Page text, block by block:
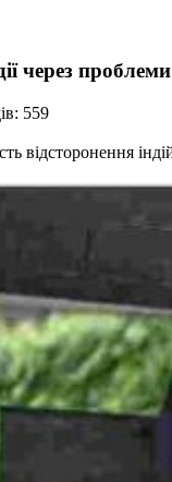
через проблеми
559
відсторонення